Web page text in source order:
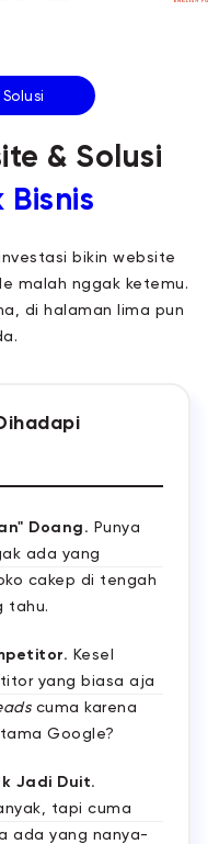
& Solusi
Bisnis
bikin website
malah nggak ketemu.
di halaman lima pun
Doang. Punya
ada yang
cakep di tengah
tahu.
Kesel
yang biasa aja
cuma karena
Google?
Jadi Duit.
tapi cuma
ada yang nanya-